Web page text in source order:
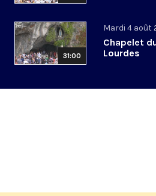
31:00
Mardi 4 août
Chapelet
Lourdes